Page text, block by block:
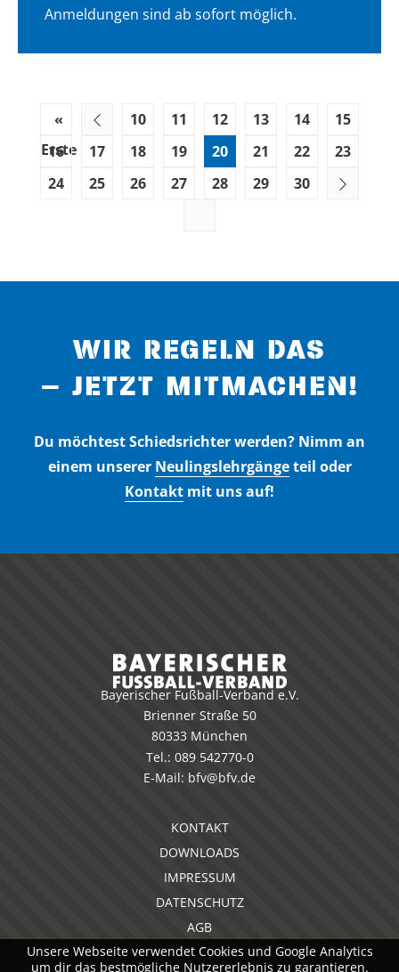
Anmeldungen sind ab sofort möglich.
«
Erste
10 11 12 13 14
15
16
17 18 19 20 21 22
23
24
25 26 27 28 29 30
WIR REGELN DAS
– JETZT MITMACHEN!
Du möchtest Schiedsrichter werden? Nimm an
einem unserer Neulingslehrgängeteil oder
Kontakt mit uns auf!
Bayerischer Fußball-Verband e.V.
Brienner Straße 50
80333 München
Tel.: 089 542770-0
E-Mail: bfv@bfv.de
KONTAKT
DOWNLOADS
IMPRESSUM
DATENSCHUTZ
AGB
Unsere Webseite verwendet Cookies und Google Analytics
um dir das bestmögliche Nutzererlebnis zu garantieren.